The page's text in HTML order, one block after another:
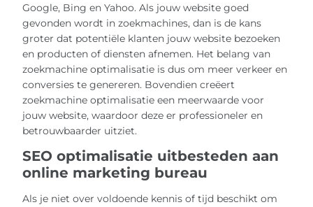
Google, Bing en Yahoo. Als jouw website goed
gevonden wordt in zoekmachines, dan is de kans
groter dat potentiële klanten jouw website bezoeken
en producten of diensten afnemen. Het belang van
zoekmachine optimalisatie is dus om meer verkeer en
conversies te genereren. Bovendien creëert
zoekmachine optimalisatie een meerwaarde voor
jouw website, waardoor deze er professioneler en
betrouwbaarder uitziet.
SEO optimalisatie uitbesteden aan
online marketing bureau
Als je niet over voldoende kennis of tijd beschikt om